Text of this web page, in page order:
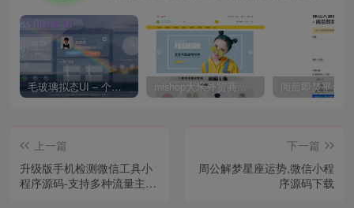
毛玻璃拟态UI – 个人主页（开源版） mishop大米外贸商城系统133种语言版本
上一篇
升级版手机检测微信工具小
程序源码-支持多种流量主模
下一篇
周公解梦星座运势,微信小程
序源码下载